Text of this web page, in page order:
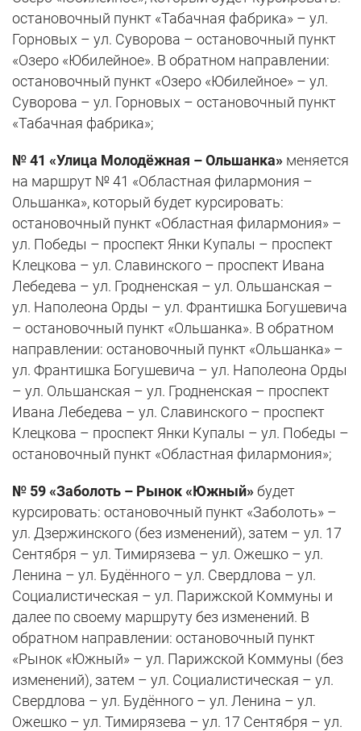
остановочный пункт «Табачная фабрика» – ул.
Горновых – ул. Суворова – остановочный пункт
«Озеро «Юбилейное». В обратном направлении:
остановочный пункт «Озеро «Юбилейное» – ул.
Суворова – ул. Горновых – остановочный пункт
«Табачная фабрика»;
№ 41 «Улица Молодёжная – Ольшанка» меняется
на маршрут № 41 «Областная филармония –
Ольшанка», который будет курсировать:
остановочный пункт «Областная филармония» –
ул. Победы – проспект Янки Купалы – проспект
Клецкова – ул. Славинского – проспект Ивана
Лебедева – ул. Гродненская – ул. Ольшанская –
ул. Наполеона Орды – ул. Франтишка Богушевича
– остановочный пункт «Ольшанка». В обратном
направлении: остановочный пункт «Ольшанка» –
ул. Франтишка Богушевича – ул. Наполеона Орды
– ул. Ольшанская – ул. Гродненская – проспект
Ивана Лебедева – ул. Славинского – проспект
Клецкова – проспект Янки Купалы – ул. Победы –
остановочный пункт «Областная филармония»;
№ 59 «Заболоть – Рынок «Южный»будет
курсировать: остановочный пункт «Заболоть» –
ул. Дзержинского (без изменений), затем – ул. 17
Сентября – ул. Тимирязева – ул. Ожешко – ул.
Ленина – ул. Будённого – ул. Свердлова – ул.
Социалистическая – ул. Парижской Коммуны и
далее по своему маршруту без изменений. В
обратном направлении: остановочный пункт
«Рынок «Южный» – ул. Парижской Коммуны (без
изменений), затем – ул. Социалистическая – ул.
Свердлова – ул. Будённого – ул. Ленина – ул.
Ожешко – ул. Тимирязева – ул. 17 Сентября – ул.